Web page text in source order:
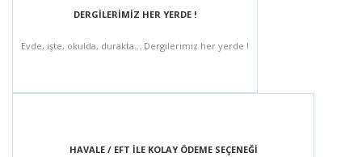
DERGİLERİMİZ HER YERDE !
Evde, işte, okulda, durakta... Dergilerimiz her yerde !
HAVALE / EFT İLE KOLAY ÖDEME SEÇENEĞİ